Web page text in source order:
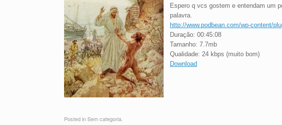
Espero q vcs gostem e entendam um
palavra.
http://www.podbean.com/wp-content/
Duração: 00:45:08
Tamanho: 7.7mb
Qualidade: 24 kbps (muito bom)
Download
Posted in Sem categoria.